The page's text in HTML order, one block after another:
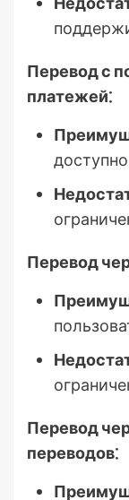
Перевод с
платежей⁚
Перевод
Перевод
переводов⁚